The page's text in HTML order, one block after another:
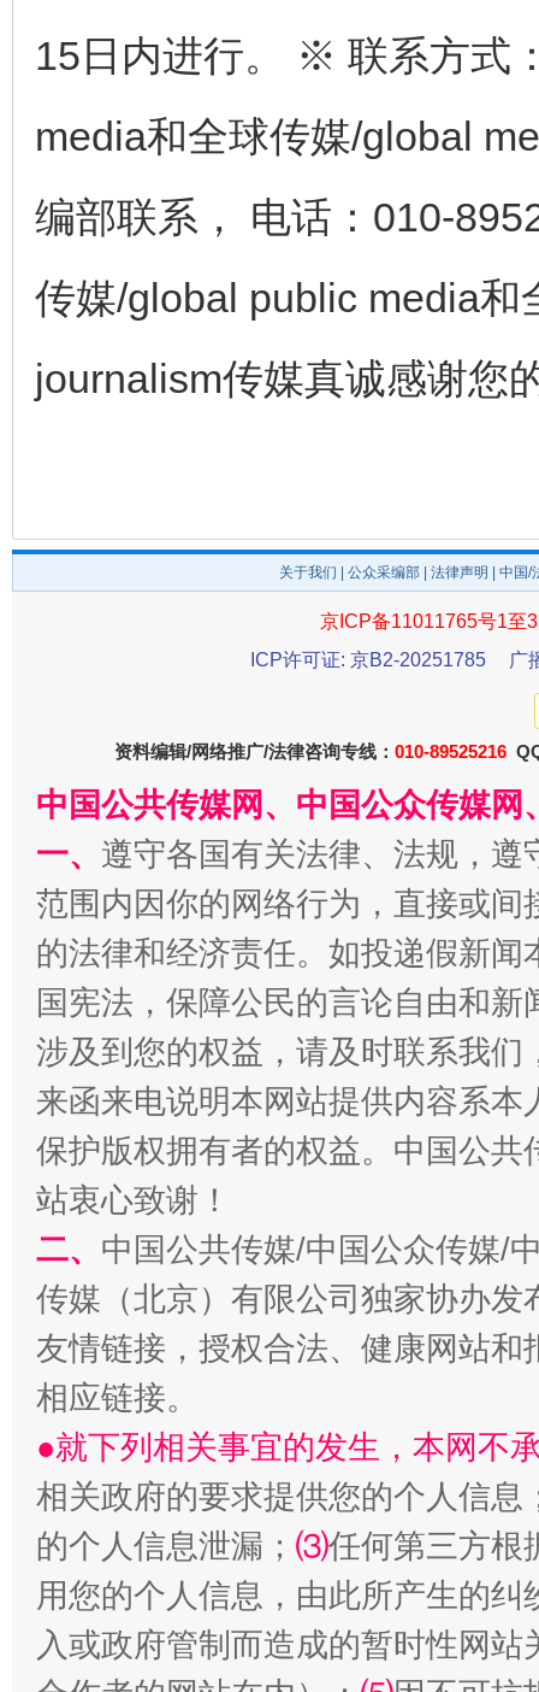
15日内进行。 ※ 联系方式
media和全球传媒/global
编部联系， 电话：010-
传媒/global public media
journalism传媒真诚感谢您
关于我们 公众采编部 法律声明 | 中国
京ICP备11011765号1至
ICP许可证: 京B2-20251785
广
资料编辑/网络推广/法律咨询专线： 010-89525216
中国公共传媒网、中国公众传媒
一、 遵守各国有关法律、法规，
范围内因你的网络行为，直接或
的法律和经济责任。如投递假新
国宪法，保障公民的言论自由和
涉及到您的权益，请及时联系我
来函来电说明本网站提供内容系
保护版权拥有者的权益。中国公
站衷心致谢！
二、 中国公共传媒/中国公众传媒/
传媒（北京）有限公司独家协办
友情链接，授权合法、健康网站
相应链接。
●就下列相关事宜的发生，本网不
相关政府的要求提供您的个人信息
的个人信息泄漏； ⑶任何第三方根
用您的个人信息，由此所产生的纠
入或政府管制而造成的暂时性网